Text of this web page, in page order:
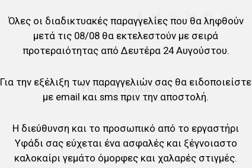
ΓΝΏΜΕΣ ΠΕΛΑΤΏΝ
Όλες οι διαδικτυακές παραγγελίες που θα ληφθούν
μετά τις 08/08 θα εκτελεστούν με σειρά
προτεραιότητας από Δευτέρα 24 Αυγούστου.
Για την εξέλιξη των παραγγελιών σας θα ειδοποιείστε
με email και sms πριν την αποστολή.
Η διεύθυνση και το προσωπικό από το εργαστήρι
Υφάδι σας εύχεται ένα ασφαλές και ξέγνοιαστο
καλοκαίρι γεμάτο όμορφες και χαλαρές στιγμές.